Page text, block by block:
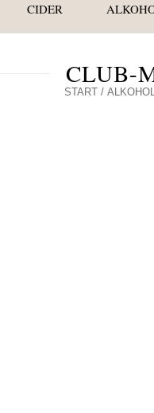
CIDER
CLUB-
START /